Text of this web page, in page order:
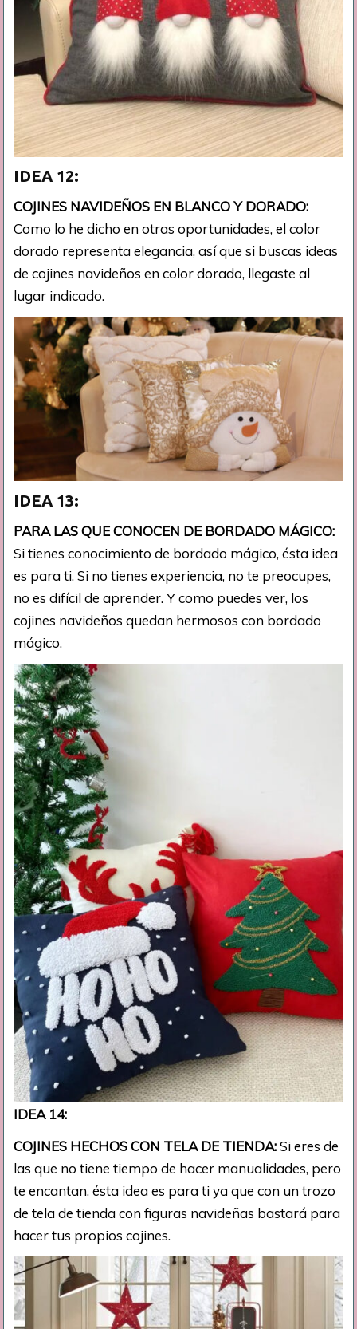
IDEA 12:
COJINES NAVIDEÑOS EN BLANCO Y DORADO:
Como lo he dicho en otras oportunidades, el color
dorado representa elegancia, así que si buscas ideas
de cojines navideños en color dorado, llegaste al
lugar indicado.
IDEA 13:
PARA LAS QUE CONOCEN DE BORDADO MÁGICO:
Si tienes conocimiento de bordado mágico, ésta idea
es para ti. Si no tienes experiencia, no te preocupes,
no es difícil de aprender. Y como puedes ver, los
cojines navideños quedan hermosos con bordado
mágico.
IDEA 14:
COJINES HECHOS CON TELA DE TIENDA:Si eres de
las que no tiene tiempo de hacer manualidades, pero
te encantan, ésta idea es para ti ya que con un trozo
de tela de tienda con figuras navideñas bastará para
hacer tus propios cojines.